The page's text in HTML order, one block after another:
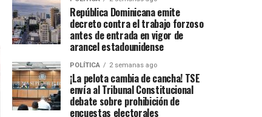
República Dominicana emite
decreto contra el trabajo forzoso
antes de entrada en vigor de
arancel estadounidense
POLÍTICA 2 semanas ago
¡La pelota cambia de cancha! TSE
envía al Tribunal Constitucional
debate sobre prohibición de
encuestas electorales